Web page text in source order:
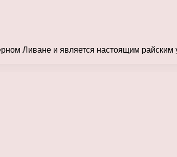
Ливане и является настоящим райским